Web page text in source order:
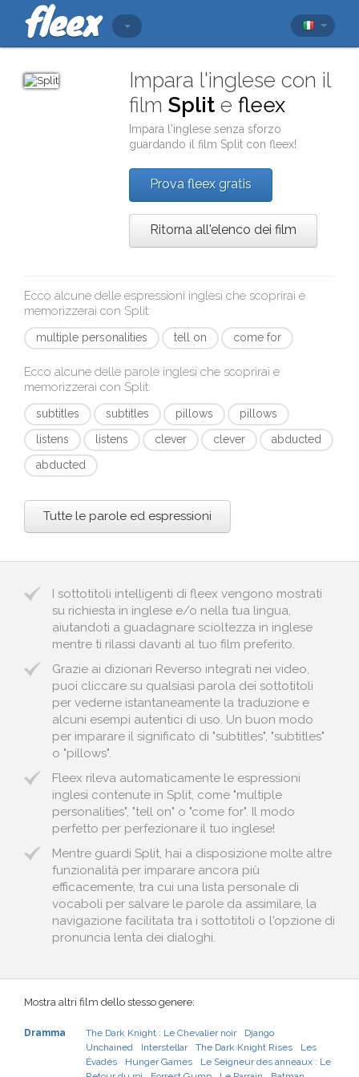
Impara l'inglese con il
filmSplit efleex
Impara l'inglese senza sforzo
guardando il film Split confleex!
Prova fleex gratis
Ritorna all'elenco dei film
Ecco alcune delle espressioni inglesi che scoprirai e
memorizzerai con Split:
multiple personalities tell on come for
Ecco alcune delle parole inglesi che scoprirai e
memorizzerai con Split:
subtitles subtitles pillows
pillows
listens
listens clever clever
abducted
abducted
Tutte le parole ed espressioni
I sottotitoli intelligenti di fleex vengono mostrati
su richiesta in inglese e/o nella tua lingua,
aiutandoti a guadagnare scioltezza in inglese
mentre ti rilassi davanti al tuo film preferito.
Grazie ai dizionari Reverso integrati nei video,
puoi cliccare su qualsiasi parola dei sottotitoli
per vederne istantaneamente la traduzione e
alcuni esempi autentici di uso. Un buon modo
per imparare il significato di "subtitles", "subtitles"
o "pillows".
Fleex rileva automaticamente le espressioni
inglesi contenute in Split, come "multiple
personalities", "tell on" o "come for". Il modo
perfetto per perfezionare il tuo inglese!
Mentre guardi Split, hai a disposizione molte altre
funzionalità per imparare ancora più
efficacemente, tra cui una lista personale di
vocaboli per salvare le parole da assimilare, la
navigazione facilitata tra i sottotitoli o l'opzione di
pronuncia lenta dei dialoghi.
Mostra altri film dello stesso genere:
Dramma The Dark Knight : Le Chevalier noir
Django
Unchained
Interstellar The Dark Knight Rises
Les
Évadés
Hunger Games
Le Seigneur des anneaux : Le